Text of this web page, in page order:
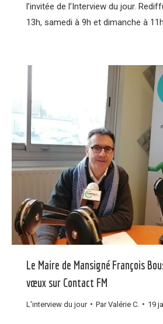
l’invitée de l’Interview du jour.
13h, samedi à 9h et dimanche à 11h.
Le Maire de Mansigné François
vœux sur Contact FM
L'interview du jour ParValérie C. 19